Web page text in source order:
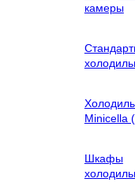
камеры
Minicella
Шкафы